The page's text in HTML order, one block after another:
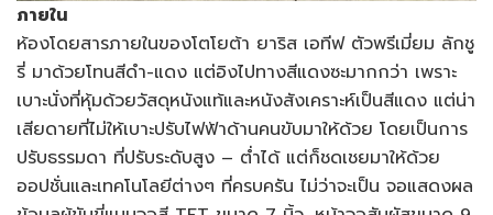
ภายใน
ห้องโดยสารภายในของโตโยต้า ยาริส เอทีฟ ตัวพรีเมี่ยม ลักชู
รี่ มาด้วยโทนสีดำ-แดง แต่อิงไปทางสีแดงซะมากกว่า เพราะ
เบาะนั่งที่หุ้มด้วยวัสดุหนังแท้และหนังสังเคราะห์เป็นสีแดง แต่น่า
เสียดายที่ไม่ให้เบาะปรับไฟฟ้าด้านคนขับมาให้ด้วย โดยเป็นการ
ปรับธรรมดา ที่ปรับระดับสูง – ต่ำได้ แต่ก็ชดเชยมาให้ด้วย
ออปชั่นและเทคโนโลยีต่างๆ ที่ครบครัน ไม่ว่าจะเป็น จอแสดงผล